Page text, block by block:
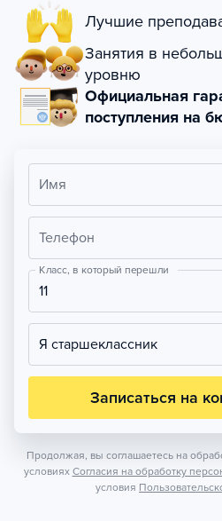
Лучшие
Занятия в
уровню
Официальная
поступления на
Имя
Телефон
Класс, в который перешли
11
Я старшеклассник
Записаться на
Продолжая, вы соглашаетесь на
условиях Согласия на обработку
условия